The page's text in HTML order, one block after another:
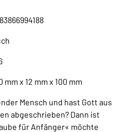
mm x 12 mm x 100 mm
Mensch und hast Gott aus
abgeschrieben? Dann ist
für Anfänger« möchte